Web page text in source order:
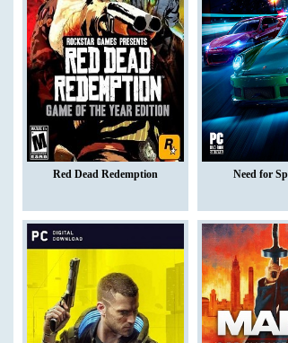
Red Dead Redemption Need for